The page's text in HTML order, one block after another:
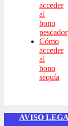
acceder
al
bono
pescador
Cómo
acceder
al
bono
sequía
AVISO